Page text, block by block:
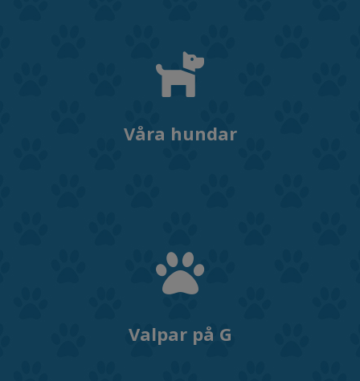

Våra hundar

Valpar på G